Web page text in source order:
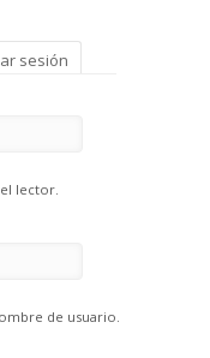
sesión
lector.
de usuario.